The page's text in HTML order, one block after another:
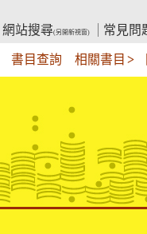
網站搜尋(另開新視窗) 常見問
書目查詢 相關書目